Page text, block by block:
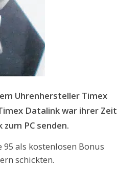
Uhrenhersteller Timex
Datalink war ihrer Zeit
PC senden.
als kostenlosen Bonus
schickten.